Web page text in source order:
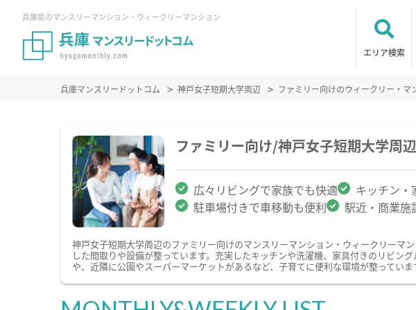
兵庫県のマンスリーマンション・ウィークリーマンション
エリア検索
兵庫マンスリードットコム 神戸女子短期大学周辺 ファミリー向けのウィークリー・マ
ファミリー向け/神戸女子短期大学周
広々リビングで家族でも快適 キッチン・
駐車場付きで車移動も便利
駅近・商業
神戸女子短期大学周辺のファミリー向けのマンスリーマンション・ウィークリーマ
した間取りや設備が整っています。充実したキッチンや洗濯機、家具付きのリビン
や、近隣に公園やスーパーマーケットがあるなど、子育てに便利な環境が整っていま